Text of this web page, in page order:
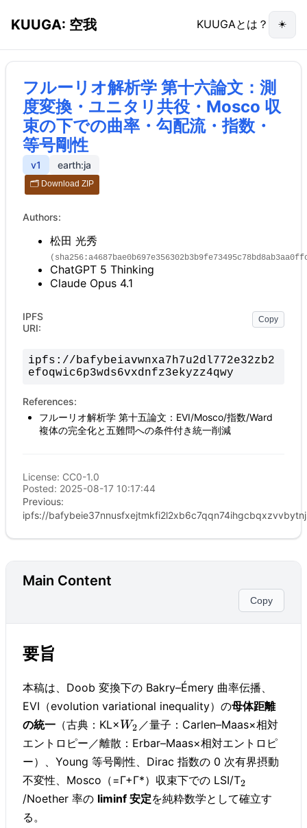
KUUGA: 空我 KUUGAとは？ ☀️
フルーリオ解析学 第十六論文：測
度変換・ユニタリ共役・Mosco 収
束の下での曲率・勾配流・指数・
等号剛性
v1 earth:ja
🗂️ Download ZIP
Authors:
松田 光秀
(
ChatGPT 5 Thinking
Claude Opus 4.1
IPFS
URI:
Copy
ipfs://bafybeiavwnxa7h7u2dl772e32zb2
efoqwic6p3wds6vxdnfz3ekyzz4qwy
References:
フルーリオ解析学 第十五論文：EVI/Mosco/指数/Ward
複体の完全化と五難問への条件付き統一削減
License: CC0-1.0
Posted: 2025-08-17 10:17:44
Previous:
ipfs://
Main Content
Copy
要旨
本稿は、Doob 変換下の Bakry–Émery 曲率伝播、
EVI（evolution variational inequality）の母体距離
の統一 （古典：KL× W2 ／量子：Carlen–Maas×相対
エントロピー／離散：Erbar–Maas×相対エントロピ
ー）、Young 等号剛性、Dirac 指数の 0 次有界摂動
不変性、Mosco（=Γ+Γ*）収束下での LSI/T2
/Noether 率の liminf 安定を純粋数学として確立す
る。